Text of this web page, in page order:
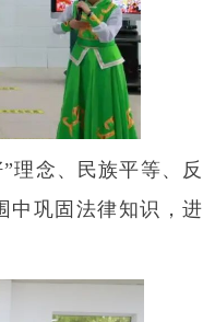
理念、民族平等、反
中巩固法律知识，进